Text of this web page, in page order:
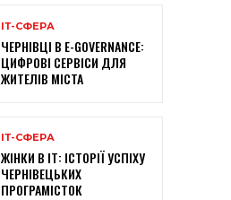
ІТ-СФЕРА
ЧЕРНІВЦІ В E-GOVERNANCE:
ЦИФРОВІ СЕРВІСИ ДЛЯ
ЖИТЕЛІВ МІСТА
ІТ-СФЕРА
ЖІНКИ В ІТ: ІСТОРІЇ УСПІХУ
ЧЕРНІВЕЦЬКИХ
ПРОГРАМІСТОК